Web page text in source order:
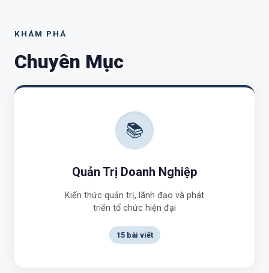
KHÁM PHÁ
Chuyên Mục
📚
Quản Trị Doanh Nghiệp
Kiến thức quản trị, lãnh đạo và phát
triển tổ chức hiện đại
15 bài viết